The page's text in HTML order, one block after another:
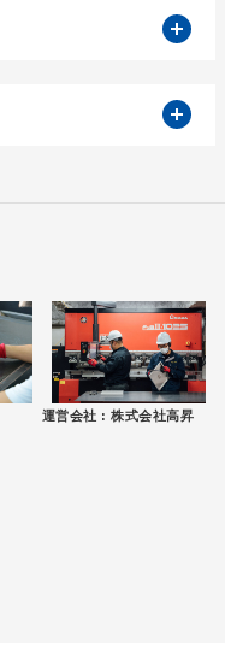
運営会社 : 株式会社高昇